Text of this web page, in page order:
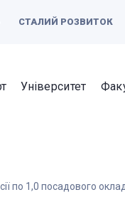
СТАЛИЙ РОЗВИТОК
Університет
по 1,0 посадового